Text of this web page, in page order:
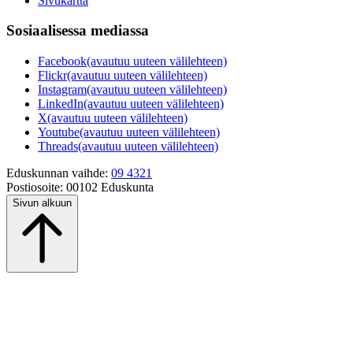
Sosiaalisessa mediassa
Facebook(avautuu uuteen välilehteen)
Flickr(avautuu uuteen välilehteen)
Instagram(avautuu uuteen välilehteen)
LinkedIn(avautuu uuteen välilehteen)
X(avautuu uuteen välilehteen)
Youtube(avautuu uuteen välilehteen)
Threads(avautuu uuteen välilehteen)
Eduskunnan vaihde: 09 4321
Postiosoite: 00102 Eduskunta
Sivun alkuun